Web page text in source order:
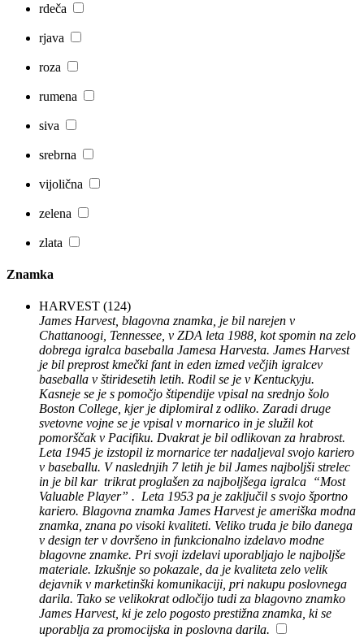
rdeča
rjava
roza
rumena
siva
srebrna
vijolična
zelena
zlata
Znamka
HARVEST (124)
James Harvest, blagovna znamka, je bil narejen v
Chattanoogi, Tennessee, v ZDA leta 1988, kot spomin na zelo
dobrega igralca baseballa Jamesa Harvesta. James Harvest
je bil preprost kmečki fant in eden izmed večjih igralcev
baseballa v štiridesetih letih. Rodil se je v Kentuckyju.
Kasneje se je s pomočjo štipendije vpisal na srednjo šolo
Boston College, kjer je diplomiral z odliko. Zaradi druge
svetovne vojne se je vpisal v mornarico in je služil kot
pomorščak v Pacifiku. Dvakrat je bil odlikovan za hrabrost.
Leta 1945 je izstopil iz mornarice ter nadaljeval svojo kariero
v baseballu. V naslednjih 7 letih je bil James najboljši strelec
in je bil kar trikrat proglašen za najboljšega igralca “Most
Valuable Player” . Leta 1953 pa je zaključil s svojo športno
kariero. Blagovna znamka James Harvest je ameriška modna
znamka, znana po visoki kvaliteti. Veliko truda je bilo danega
v design ter v dovršeno in funkcionalno izdelavo modne
blagovne znamke. Pri svoji izdelavi uporabljajo le najboljše
materiale. Izkušnje so pokazale, da je kvaliteta zelo velik
dejavnik v marketinški komunikaciji, pri nakupu poslovnega
darila. Tako se velikokrat odločijo tudi za blagovno znamko
James Harvest, ki je zelo pogosto prestižna znamka, ki se
uporablja za promocijska in poslovna darila.